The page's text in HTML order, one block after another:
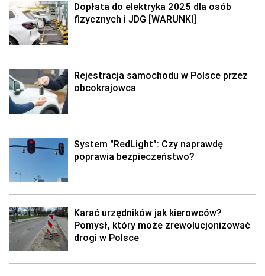
Dopłata do elektryka 2025 dla osób
fizycznych i JDG [WARUNKI]
Rejestracja samochodu w Polsce przez
obcokrajowca
System "RedLight": Czy naprawdę
poprawia bezpieczeństwo?
Karać urzędników jak kierowców?
Pomysł, który może zrewolucjonizować
drogi w Polsce